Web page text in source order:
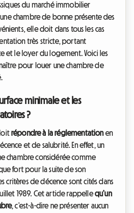
du marché immobilier
chambre de bonne présente des
elle doit dans tous les cas
très stricte, portant
et le loyer du logement. Voici les
pour louer une chambre de
minimale et les
?
répondre à la réglementationen
et de salubrité. En effet, un
chambre considérée comme
fort pour la suite de son
critères de décence sont cités dans
1989. Cet article rappellequ’un
, c’est-à-dire ne présenter aucun